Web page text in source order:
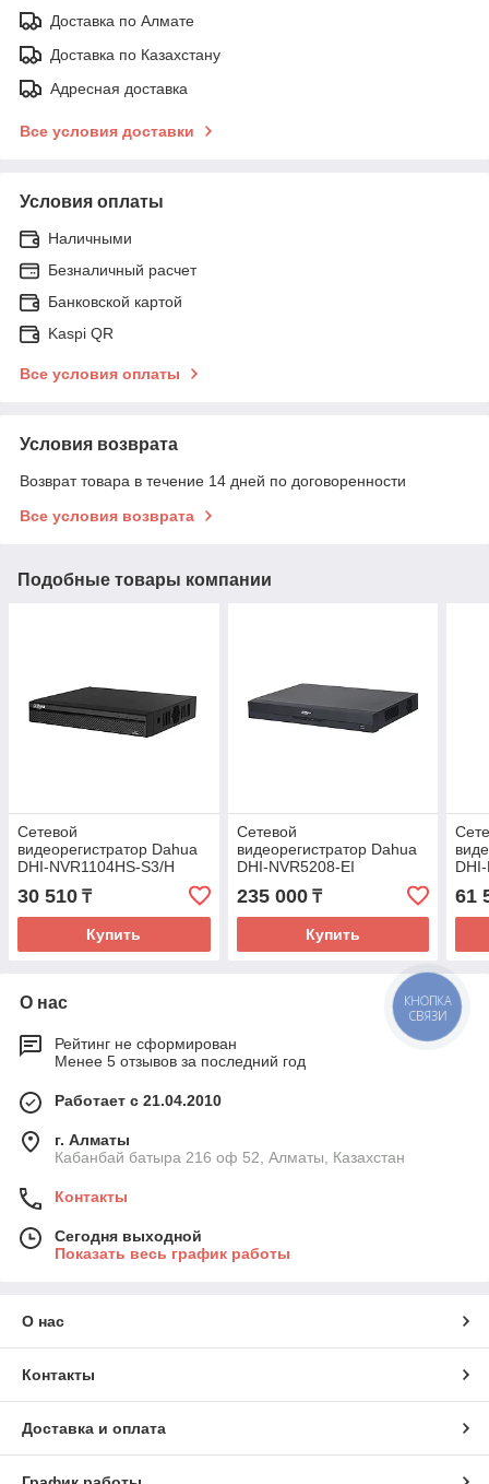
Доставка по Алмате
Доставка по Казахстану
Адресная доставка
Все условия доставки
Условия оплаты
Наличными
Безналичный расчет
Банковской картой
Kaspi QR
Все условия оплаты
Условия возврата
Возврат товара в течение 14 дней по договоренности
Все условия возврата
Подобные товары компании
Сетевой
видеорегистратор Dahua
DHI-NVR1104HS-S3/H
30 510 ₸
Купить
Сетевой
видеорегистратор Dahua
DHI-NVR5208-EI
235 000₸
Купить
61
О нас
Рейтинг не сформирован
Менее 5 отзывов за последний год
Работает с 21.04.2010
г. Алматы
Кабанбай батыра 216 оф 52, Алматы, Казахстан
Контакты
Сегодня выходной
Показать весь график работы
О нас
Контакты
Доставка и оплата
КНОПКА
СВЯЗИ